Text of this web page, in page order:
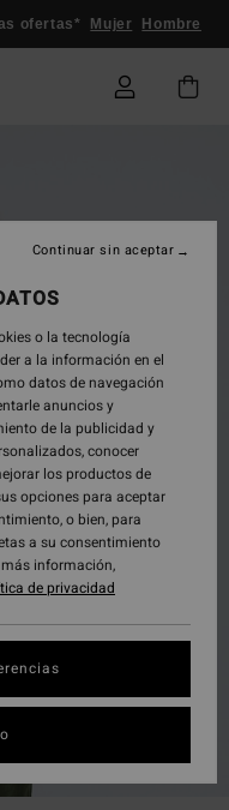
ofertas* Mujer Hombre
o la tecnología
a la información en el
datos de navegación
anuncios y
de la publicidad y
conocer
los productos de
opciones para aceptar
o bien, para
a su consentimiento
información,
de privacidad
Continuar sin aceptar